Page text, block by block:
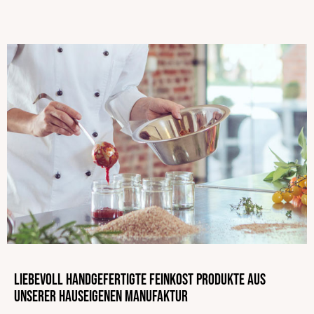
Kochzeit in Minuten
11
4013149157388
Vegan
Vegetarisch
Sojafrei
Ohne Geschmacksverstärker
ohne zugesetzten Salz
Mit natürlicher Süße
Ohne Palmöl
Laktosefrei
Liebevoll handgefertigte Feinkost Produkte aus
unserer hauseigenen Manufaktur